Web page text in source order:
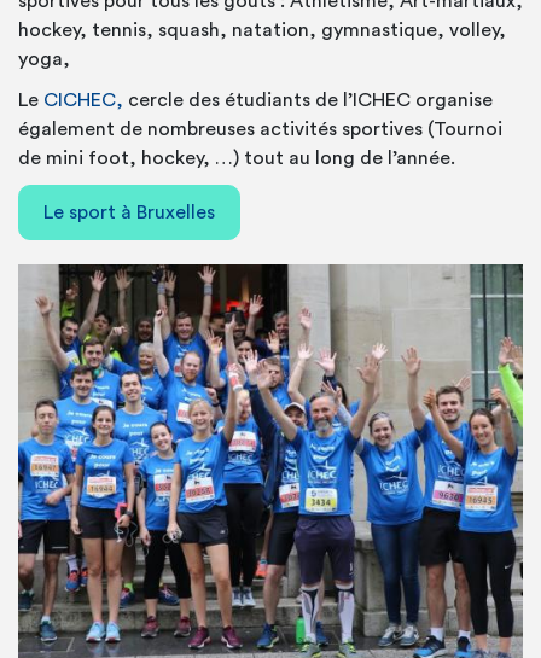
hockey, tennis, squash, natation, gymnastique, volley,
yoga,
Le CICHEC, cercle des étudiants de l’ICHEC organise
également de nombreuses activités sportives (Tournoi
de mini foot, hockey, …) tout au long de l’année.
Le sport à Bruxelles